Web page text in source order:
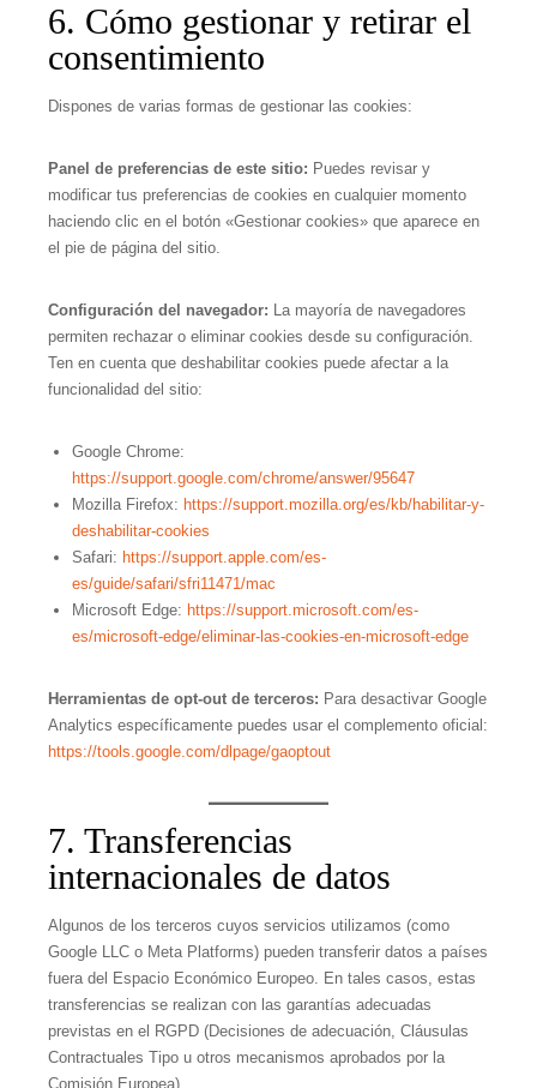
6. Cómo gestionar y retirar el
consentimiento
Dispones de varias formas de gestionar las cookies:
Panel de preferencias de este sitio: Puedes revisar y
modificar tus preferencias de cookies en cualquier momento
haciendo clic en el botón «Gestionar cookies» que aparece en
el pie de página del sitio.
Configuración del navegador: La mayoría de navegadores
permiten rechazar o eliminar cookies desde su configuración.
Ten en cuenta que deshabilitar cookies puede afectar a la
funcionalidad del sitio:
Google Chrome:
https://support.google.com/chrome/answer/95647
Mozilla Firefox: https://support.mozilla.org/es/kb/habilitar-y-
deshabilitar-cookies
Safari: https://support.apple.com/es-
es/guide/safari/sfri11471/mac
Microsoft Edge: https://support.microsoft.com/es-
es/microsoft-edge/eliminar-las-cookies-en-microsoft-edge
Herramientas de opt-out de terceros: Para desactivar Google
Analytics específicamente puedes usar el complemento oficial:
https://tools.google.com/dlpage/gaoptout
7. Transferencias
internacionales de datos
Algunos de los terceros cuyos servicios utilizamos (como
Google LLC o Meta Platforms) pueden transferir datos a países
fuera del Espacio Económico Europeo. En tales casos, estas
transferencias se realizan con las garantías adecuadas
previstas en el RGPD (Decisiones de adecuación, Cláusulas
Contractuales Tipo u otros mecanismos aprobados por la
Comisión Europea).